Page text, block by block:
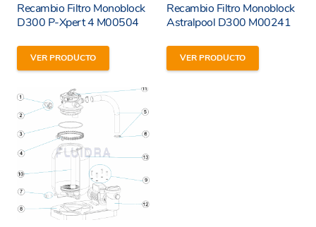
He leído y estoy de acuerdo con lostérminos y
condiciones y
política de privacidadde la web.
Enviar
Recambio Filtro Monoblock
D300 P-Xpert 4 M00504
VER PRODUCTO
Recambio Filtro Monoblock
Astralpool D300 M00241
VER PRODUCTO